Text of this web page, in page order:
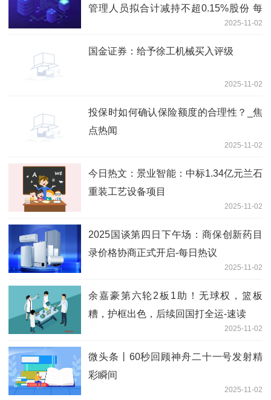
管理人员拟合计减持不超0.15%股份 每
2025-11-02
国金证券：给予徐工机械买入评级
2025-11-02
投保时如何确认保险额度的合理性？_焦
点热闻
2025-11-02
今日热文：景业智能：中标1.34亿元兰石
重装工艺设备项目
2025-11-02
2025国谈第四日下午场：商保创新药目
录价格协商正式开启-每日热议
2025-11-02
余嘉豪第六轮2板1助！无球权，篮板
糟，护框出色，后续回国打全运-速读
2025-11-02
微头条丨60秒回顾神舟二十一号发射精
彩瞬间
2025-11-02